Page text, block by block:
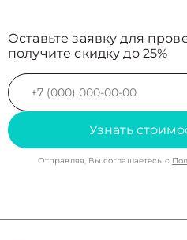
Оставьте заявку для
получите скидку до 25%
Узнать
Отправляя, Вы соглашаетесь с